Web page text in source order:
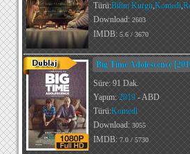
Türü:Bilim Kurgu,Komedi,
Download: 2603
IMDB: 5.6 / 3670
Big Time Adolescence
Süre: 91 Dak.
Yapım: 2019 - ABD
Türü:Komedi
Download: 3055
IMDB: 7.0 / 5730